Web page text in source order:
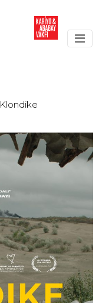
Klondike